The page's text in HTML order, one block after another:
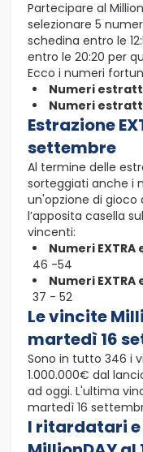
Partecipare al
selezionare 5
schedina entro le
entro le 20:20 per
Ecco i numeri
Numeri
Numeri
Estrazione
settembre
Al termine delle
sorteggiati anche i
un'opzione di gioco
l’apposita casella
vincenti:
Numeri
46 -54
Numeri
37 - 52
Le vincite
martedì 16
Sono in tutto 346 i
1.000.000€ dal
ad oggi. L'ultima
martedì 16
I ritardatari